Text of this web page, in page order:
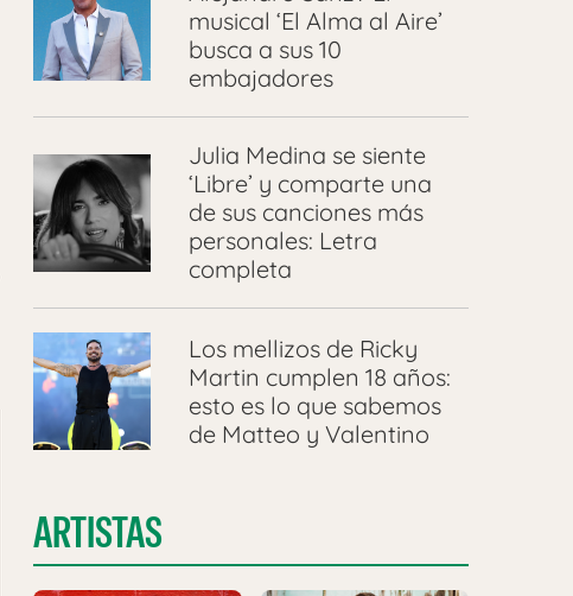
musical ‘El Alma al Aire’
busca a sus 10
embajadores
Julia Medina se siente
‘Libre’ y comparte una
de sus canciones más
personales: Letra
completa
Los mellizos de Ricky
Martin cumplen 18 años:
esto es lo que sabemos
de Matteo y Valentino
ARTISTAS